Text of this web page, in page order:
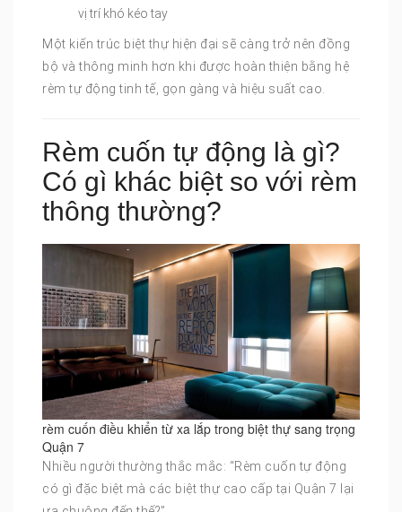
vị trí khó kéo tay
Một kiến trúc biệt thự hiện đại sẽ càng trở nên đồng
bộ và thông minh hơn khi được hoàn thiện bằng hệ
rèm tự động tinh tế, gọn gàng và hiệu suất cao.
Rèm cuốn tự động là gì?
Có gì khác biệt so với rèm
thông thường?
rèm cuốn điều khiển từ xa lắp trong biệt thự sang trọng
Quận 7
Nhiều người thường thắc mắc: “Rèm cuốn tự động
có gì đặc biệt mà các biệt thự cao cấp tại Quận 7 lại